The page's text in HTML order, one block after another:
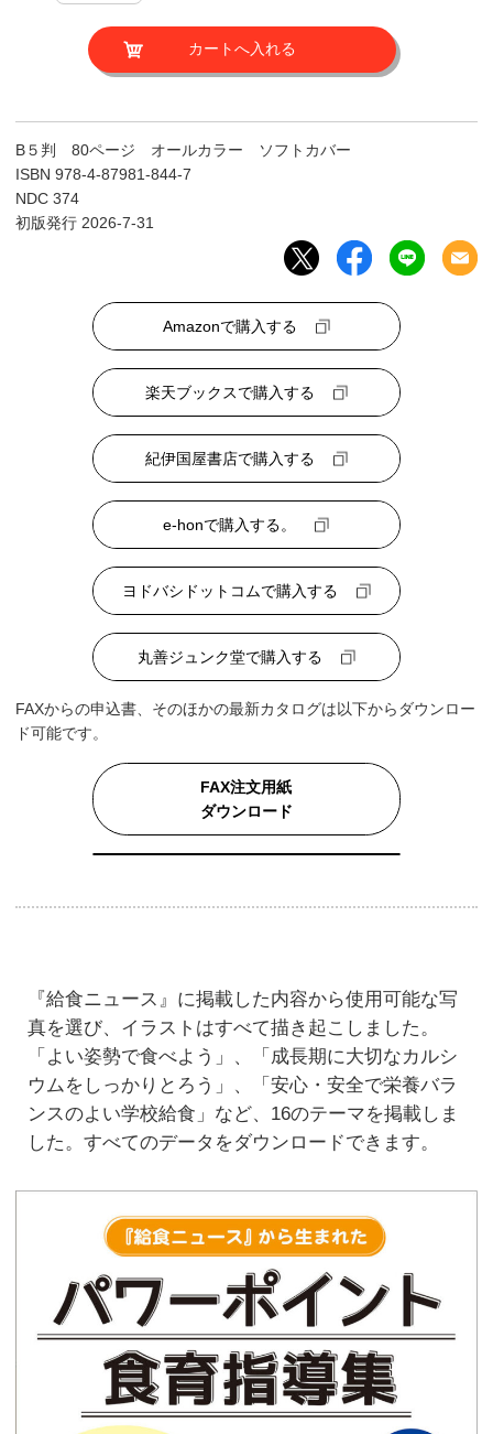
B５判 80ページ オールカラー ソフトカバー
ISBN 978-4-87981-844-7
NDC 374
初版発行 2026-7-31
Amazonで購入する
楽天ブックスで購入する
紀伊国屋書店で購入する
e-honで購入する。
ヨドバシドットコムで購入する
丸善ジュンク堂で購入する
FAXからの申込書、そのほかの最新カタログは以下からダウンロー
ド可能です。
FAX注文用紙
ダウンロード
『給食ニュース』に掲載した内容から使用可能な写
真を選び、イラストはすべて描き起こしました。
「よい姿勢で食べよう」、「成長期に大切なカルシ
ウムをしっかりとろう」、「安心・安全で栄養バラ
ンスのよい学校給食」など、16のテーマを掲載しま
した。すべてのデータをダウンロードできます。